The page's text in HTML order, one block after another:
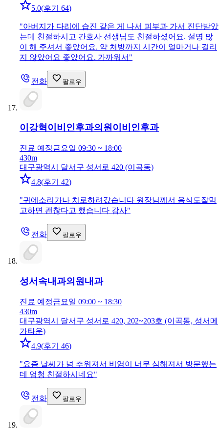
5.0(후기 64)
"아버지가 다리에 습진 같은 게 나서 피부과 가서 진단받았
는데 친절하시고 간호사 선생님도 친절하셨어요. 설명 많
이 해 주셔서 좋았어요. 약 처방까지 시간이 얼마거나 걸리
지 않았어요 좋았어요. 가까워서 "
전화 팔로우
이강혁이비인후과의원이비인후과
진료 예정금요일 09:30 ~ 18:00
430m
대구광역시 달서구 성서로 420 (이곡동)
4.8(후기 42)
"귀에소리가나 치로하려갔습니다 원장님께서 음식도잘먹
고하면 괜찮다고 했습니다 감사"
전화 팔로우
성서속내과의원 내과
진료 예정금요일 09:00 ~ 18:30
430m
대구광역시 달서구 성서로 420, 202~203호 (이곡동, 성서메
가타운)
4.9(후기 46)
"요즘 날씨가 넘 추워져서 비염이 너무 심해져서 방문했는
데 엄청 친절하시네요"
전화 팔로우